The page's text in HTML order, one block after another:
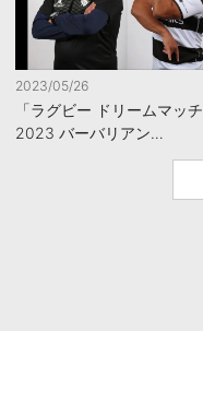
2023/05/26
「ラグビー ドリームマッチ
2023 バーバリアン…